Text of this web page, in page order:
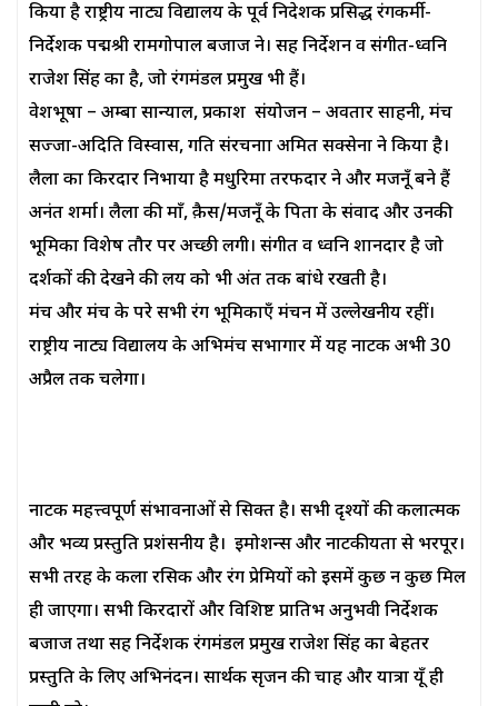
किया है राष्ट्रीय नाट्य विद्यालय के पूर्व निदेशक प्रसिद्ध रंगकर्मी-
निर्देशक पद्मश्री रामगोपाल बजाज ने। सह निर्देशन व संगीत-ध्वनि
राजेश सिंह का है, जो रंगमंडल प्रमुख भी हैं।
वेशभूषा – अम्बा सान्याल, प्रकाश संयोजन – अवतार साहनी, मंच
सज्जा-अदिति विस्वास, गति संरचनाा अमित सक्सेना ने किया है।
लैला का किरदार निभाया है मधुरिमा तरफदार ने और मजनूँ बने हैं
अनंत शर्मा। लैला की माँ, क़ैस/मजनूँ के पिता के संवाद और उनकी
भूमिका विशेष तौर पर अच्छी लगी। संगीत व ध्वनि शानदार है जो
दर्शकों की देखने की लय को भी अंत तक बांधे रखती है।
मंच और मंच के परे सभी रंग भूमिकाएँ मंचन में उल्लेखनीय रहीं।
राष्ट्रीय नाट्य विद्यालय के अभिमंच सभागार में यह नाटक अभी 30
अप्रैल तक चलेगा।
नाटक महत्त्वपूर्ण संभावनाओं से सिक्त है। सभी दृश्यों की कलात्मक
और भव्य प्रस्तुति प्रशंसनीय है। इमोशन्स और नाटकीयता से भरपूर।
सभी तरह के कला रसिक और रंग प्रेमियों को इसमें कुछ न कुछ मिल
ही जाएगा। सभी किरदारों और विशिष्ट प्रातिभ अनुभवी निर्देशक
बजाज तथा सह निर्देशक रंगमंडल प्रमुख राजेश सिंह का बेहतर
प्रस्तुति के लिए अभिनंदन। सार्थक सृजन की चाह और यात्रा यूँ ही